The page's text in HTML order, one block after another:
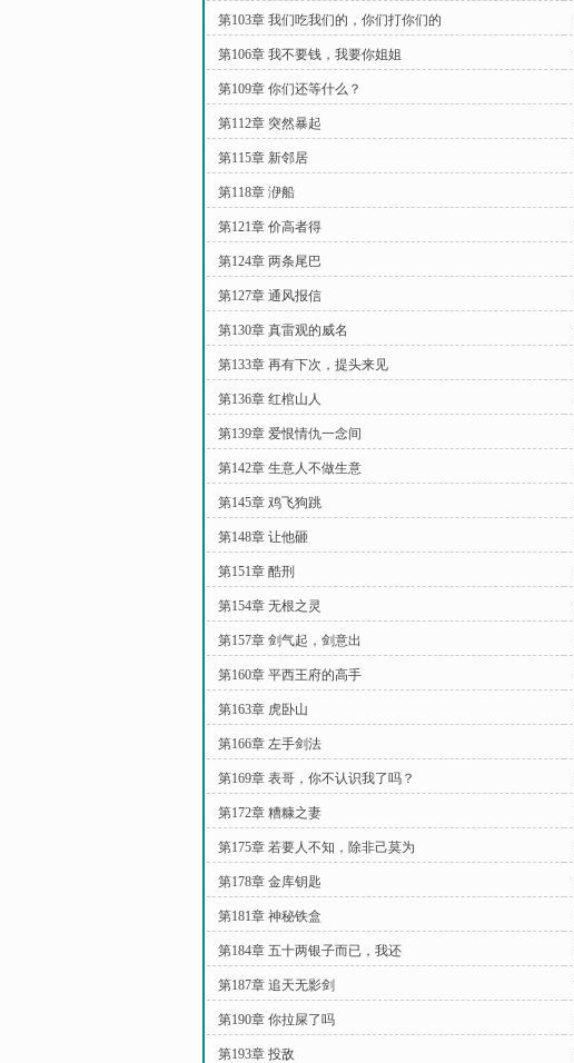
第103章 我们吃我们的，你们打你们的
第106章 我不要钱，我要你姐姐
第109章 你们还等什么？
第112章 突然暴起
第115章 新邻居
第118章 洢船
第121章 价高者得
第124章 两条尾巴
第127章 通风报信
第130章 真雷观的威名
第133章 再有下次，提头来见
第136章 红棺山人
第139章 爱恨情仇一念间
第142章 生意人不做生意
第145章 鸡飞狗跳
第148章 让他砸
第151章 酷刑
第154章 无根之灵
第157章 剑气起，剑意出
第160章 平西王府的高手
第163章 虎卧山
第166章 左手剑法
第169章 表哥，你不认识我了吗？
第172章 糟糠之妻
第175章 若要人不知，除非己莫为
第178章 金库钥匙
第181章 神秘铁盒
第184章 五十两银子而已，我还
第187章 追天无影剑
第190章 你拉屎了吗
第193章 投敌